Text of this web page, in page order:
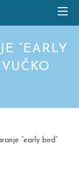
“EARLY